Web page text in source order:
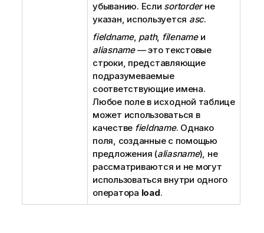
убыванию. Если sortorderне
указан, используется asc.
fieldname, path, filenameи
aliasname— это текстовые
строки, представляющие
подразумеваемые
соответствующие имена.
Любое поле в исходной таблице
может использоваться в
качестве fieldname. Однако
поля, созданные с помощью
предложения (aliasname), не
рассматриваются и не могут
использоваться внутри одного
оператора load.